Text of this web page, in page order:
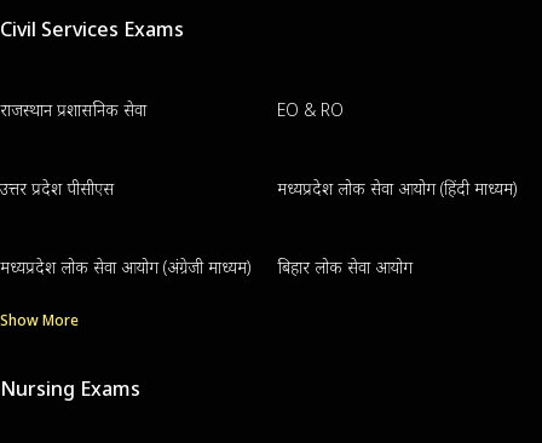
Civil Services Exams
राजस्थान प्रशासनिक सेवा EO & RO
उत्तर प्रदेश पीसीएस मध्यप्रदेश लोक सेवा आयोग (हिंदी माध्यम)
मध्यप्रदेश लोक सेवा आयोग (अंग्रेजी माध्यम) बिहार लोक सेवा आयोग
Show More
Nursing Exams